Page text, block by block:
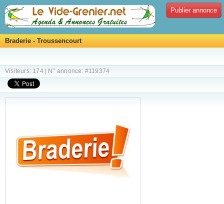
Publier annonce
Braderie - Troussencourt
Visiteurs: 174 | N° annonce: #119374